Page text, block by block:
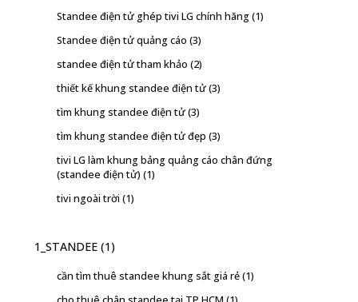
Standee điện tử ghép tivi LG chính hãng(1)
Standee điện tử quảng cáo (3)
standee điện tử tham khảo (2)
thiết kế khung standee điện tử(3)
tìm khung standee điện tử(3)
tìm khung standee điện tử đẹp (3)
tivi LG làm khung bảng quảng cáo chân đứng
(standee điện tử) (1)
tivi ngoài trời (1)
1_STANDEE (1)
cần tìm thuê standee khung sắt giá rẻ(1)